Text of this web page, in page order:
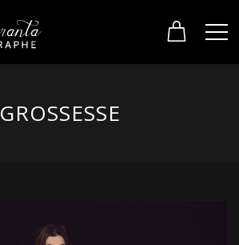
GROSSESSE